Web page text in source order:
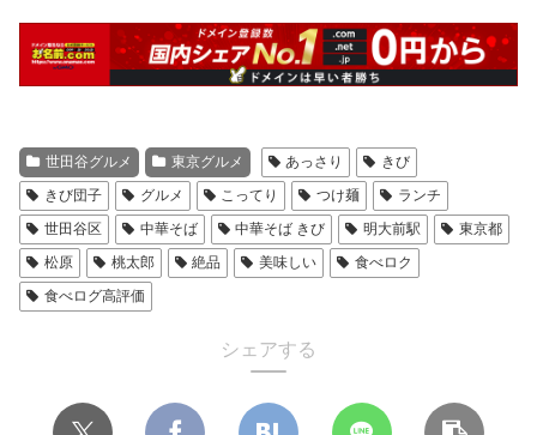
世田谷グルメ 東京グルメ あっさり
きび
きび団子
グルメ こってり つけ麺
ランチ
世田谷区
中華そば 中華そば きび 明大前駅
東京都
松原
桃太郎 絶品 美味しい
食べロク
食べログ高評価
シェアする